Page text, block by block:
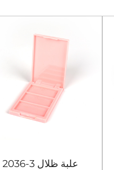
2036-3 علبة ظلال